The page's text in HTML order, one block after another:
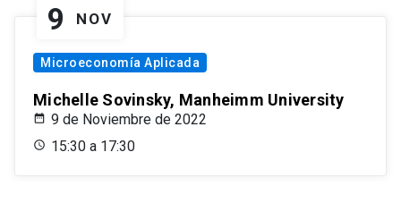
9 NOV
Microeconomía Aplicada
Michelle Sovinsky, Manheimm University
9 de Noviembre de 2022
15:30 a 17:30